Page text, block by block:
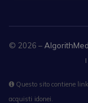
© 2026 –
Questo sito contiene
acquisti idonei.